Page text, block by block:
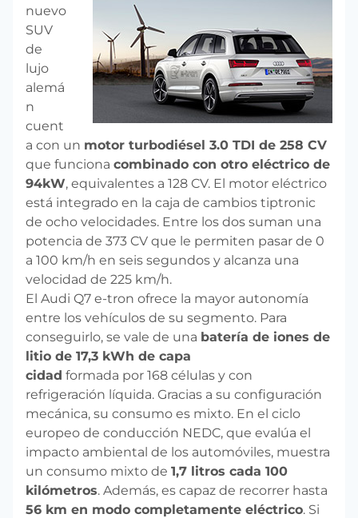
nuevo
SUV
de
lujo
alemá
n
cuent
a con un motor turbodiésel 3.0 TDI de 258 CV
que funciona combinado con otro eléctrico de
94kW, equivalentes a 128 CV. El motor eléctrico
está integrado en la caja de cambios tiptronic
de ocho velocidades. Entre los dos suman una
potencia de 373 CV que le permiten pasar de 0
a 100 km/h en seis segundos y alcanza una
velocidad de 225 km/h.
El Audi Q7 e-tron ofrece la mayor autonomía
entre los vehículos de su segmento. Para
conseguirlo, se vale de una batería de iones de
litio de 17,3 kWh de capa
cidad formada por 168 células y con
refrigeración líquida. Gracias a su configuración
mecánica, su consumo es mixto. En el ciclo
europeo de conducción NEDC, que evalúa el
impacto ambiental de los automóviles, muestra
un consumo mixto de 1,7 litros cada 100
kilómetros. Además, es capaz de recorrer hasta
56 km en modo completamente eléctrico. Si